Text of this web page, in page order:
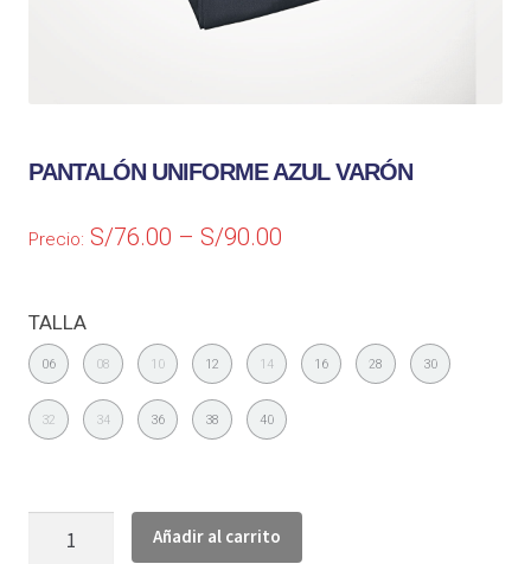
PANTALÓN UNIFORME AZUL VARÓN
Precio: S/76.00 –S/90.00
TALLA
06 08 10 12 14 16 28 30
32 34 36 38 40
Añadir al carrito